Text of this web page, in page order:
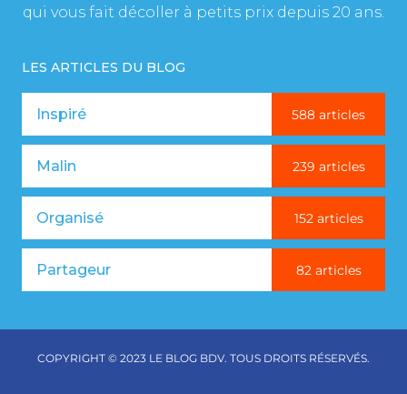
qui vous fait décoller à petits prix depuis 20 ans.
LES ARTICLES DU BLOG
Inspiré 588 articles
Malin 239 articles
Organisé 152 articles
Partageur 82 articles
COPYRIGHT © 2023 LE BLOG BDV. TOUS DROITS RÉSERVÉS.